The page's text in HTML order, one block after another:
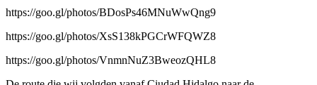
https://goo.gl/photos/BDosPs46MNuWwQng9
https://goo.gl/photos/XsS138kPGCrWFQWZ8
https://goo.gl/photos/VnmnNuZ3BweozQHL8